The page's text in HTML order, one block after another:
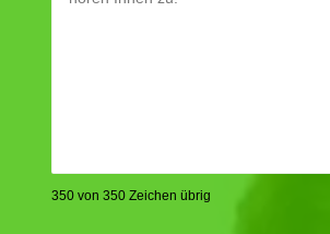
350 von 350 Zeichen übrig